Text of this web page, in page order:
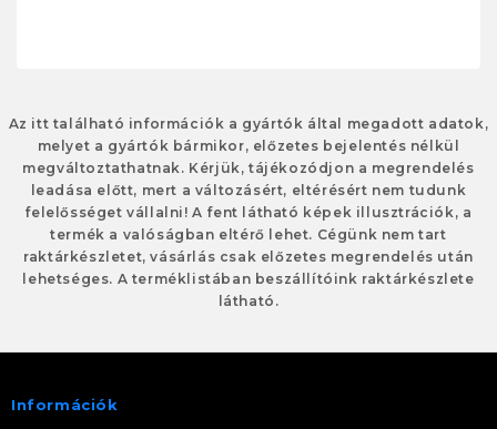
Az itt található információk a gyártók által megadott adatok,
melyet a gyártók bármikor, előzetes bejelentés nélkül
megváltoztathatnak. Kérjük, tájékozódjon a megrendelés
leadása előtt, mert a változásért, eltérésért nem tudunk
felelősséget vállalni! A fent látható képek illusztrációk, a
termék a valóságban eltérő lehet. Cégünk nem tart
raktárkészletet, vásárlás csak előzetes megrendelés után
lehetséges. A terméklistában beszállítóink raktárkészlete
látható.
Információk